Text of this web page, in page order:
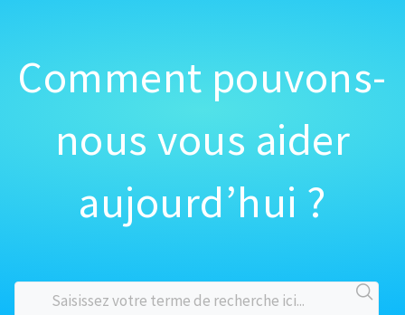
Comment pouvons-
nous vous aider
aujourd’hui ?